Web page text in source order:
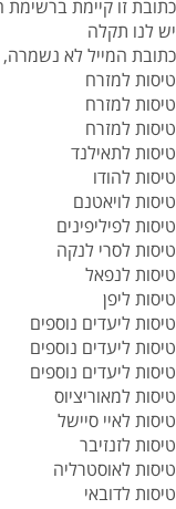
כתובת זו קיימת ברשימת
יש לנו תקלה
כתובת המייל לא
טיסות למזרח
טיסות למזרח
טיסות למזרח
טיסות לתאילנד
טיסות להודו
טיסות לויאטנם
טיסות לפיליפינים
טיסות לסרי לנקה
טיסות לנפאל
טיסות ליפן
טיסות ליעדים נוספים
טיסות ליעדים נוספים
טיסות ליעדים נוספים
טיסות למאוריציוס
טיסות לאיי סיישל
טיסות לזנזיבר
טיסות לאוסטרליה
טיסות לדובאי